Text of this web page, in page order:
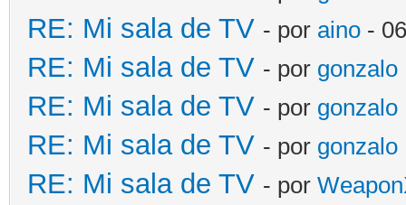
RE: Mi sala de TV - por aino -
RE: Mi sala de TV - por gonzalo
RE: Mi sala de TV - por gonzalo
RE: Mi sala de TV - por gonzalo
RE: Mi sala de TV - por